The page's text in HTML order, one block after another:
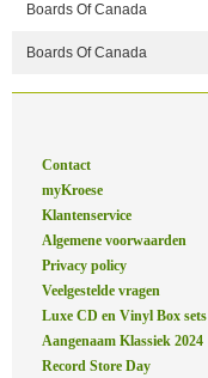
Boards Of Canada
Boards Of Canada
Contact
myKroese
Klantenservice
Algemene voorwaarden
Privacy policy
Veelgestelde vragen
Luxe CD en Vinyl Box sets
Aangenaam Klassiek 2024
Record Store Day